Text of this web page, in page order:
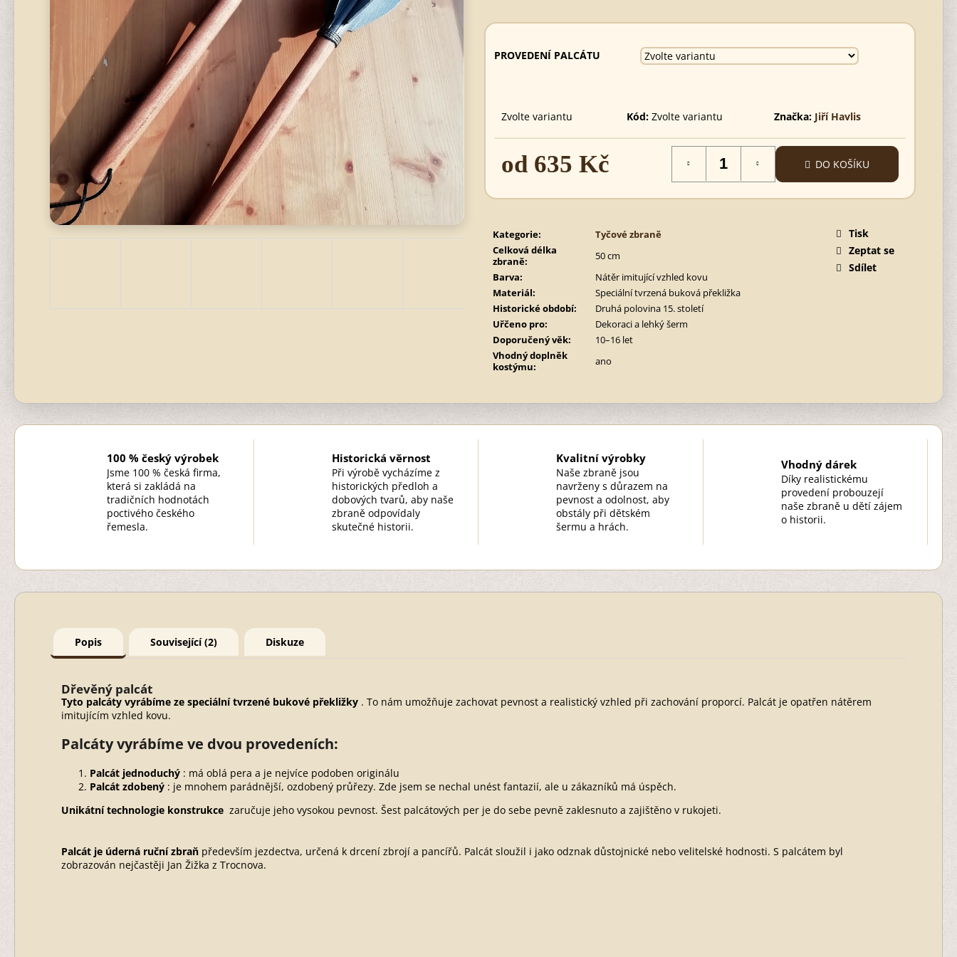
PROVEDENÍ PALCÁTU
Zvolte variantu Kód: Zvolte variantu Značka: Jiří Havlis
od 635 Kč
cena:
DO KOŠÍKU
Kategorie:
Tyčové zbraně
Celková délka
zbraně:
50 cm
Barva:
Nátěr imitující vzhled kovu
Materiál:
Speciální tvrzená buková překližka
Historické období:
Druhá polovina 15. století
Uřčeno pro:
Dekoraci a lehký šerm
Doporučený věk:
10–16 let
Vhodný doplněk
kostýmu: ano
Tisk
Zeptat se
Sdílet
100 % český výrobek
Jsme 100 % česká firma,
která si zakládá na
tradičních hodnotách
poctivého českého
řemesla.
Historická věrnost
Při výrobě vycházíme z
historických předloh a
dobových tvarů, aby naše
zbraně odpovídaly
skutečné historii.
Kvalitní výrobky
Naše zbraně jsou
navrženy s důrazem na
pevnost a odolnost, aby
obstály při dětském
šermu a hrách.
Vhodný dárek
Díky realistickému
provedení probouzejí
naše zbraně u dětí zájem
o historii.
Popis Související (2) Diskuze
Dřevěný palcát
Tyto palcáty vyrábíme ze speciální tvrzené bukové překližky . To nám umožňuje zachovat pevnost a realistický vzhled při zachování proporcí. Palcát je opatřen nátěrem
imitujícím vzhled kovu.
Palcáty vyrábíme ve dvou provedeních:
Palcát jednoduchý : má oblá pera a je nejvíce podoben originálu
Palcát zdobený : je mnohem parádnější, ozdobený průřezy. Zde jsem se nechal unést fantazií, ale u zákazníků má úspěch.
Unikátní technologie konstrukce zaručuje jeho vysokou pevnost. Šest palcátových per je do sebe pevně zaklesnuto a zajištěno v rukojeti.
Palcát je úderná ruční zbraň především jezdectva, určená k drcení zbrojí a pancířů. Palcát sloužil i jako odznak důstojnické nebo velitelské hodnosti. S palcátem byl
zobrazován nejčastěji Jan Žižka z Trocnova.
320 Kč
620 Kč